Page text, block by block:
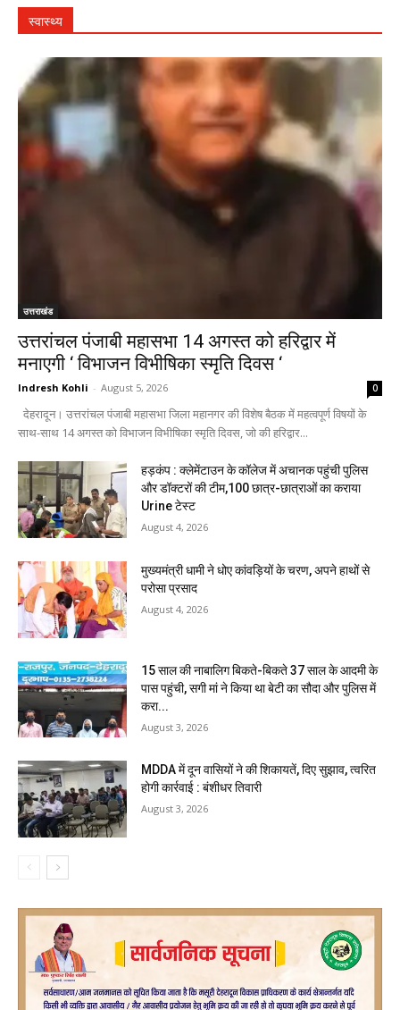
स्वास्थ्य
उत्तराखंड
उत्तरांचल पंजाबी महासभा 14 अगस्त को हरिद्वार में
मनाएगी ‘ विभाजन विभीषिका स्मृति दिवस ‘
Indresh Kohli - August 5, 2026 0
देहरादून। उत्तरांचल पंजाबी महासभा जिला महानगर की विशेष बैठक में महत्वपूर्ण विषयों के
साथ-साथ 14 अगस्त को विभाजन विभीषिका स्मृति दिवस, जो की हरिद्वार...
हड़कंप : क्लेमेंटाउन के कॉलेज में अचानक पहुंची पुलिस
और डॉक्टरों की टीम,100 छात्र-छात्राओं का कराया
Urine टेस्ट
August 4, 2026
मुख्यमंत्री धामी ने धोए कांवड़ियों के चरण, अपने हाथों से
परोसा प्रसाद
August 4, 2026
15 साल की नाबालिग बिकते-बिकते 37 साल के आदमी के
पास पहुंची, सगी मां ने किया था बेटी का सौदा और पुलिस में
करा...
August 3, 2026
MDDA में दून वासियों ने की शिकायतें, दिए सुझाव, त्वरित
होगी कार्रवाई : बंशीधर तिवारी
August 3, 2026